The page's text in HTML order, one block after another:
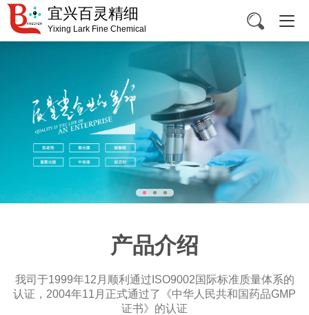
宜兴百灵精细
Yixing Lark Fine Chemical
产品介绍
我司于1999年12月顺利通过ISO9002国际标准质量体系的
认证，2004年11月正式通过了《中华人民共和国药品GMP
证书》的认证